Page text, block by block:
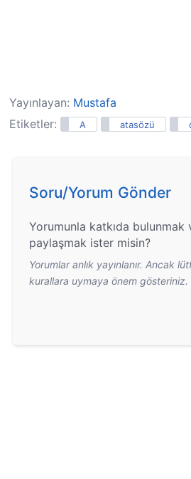
Yayınlayan: Mustafa
Etiketler:
A atasözü
Soru/Yorum Gönder
Yorumunla katkıda bulunmak
paylaşmak ister misin?
Yorumlar anlık yayınlanır. Ancak
kurallara uymaya önem gösteriniz.